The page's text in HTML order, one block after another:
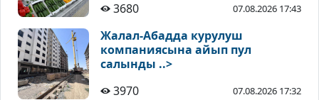
3680 07.08.2026 17:43
Жалал-Абадда курулуш
компаниясына айып пул
салынды ..>
3970
07.08.2026 17:32